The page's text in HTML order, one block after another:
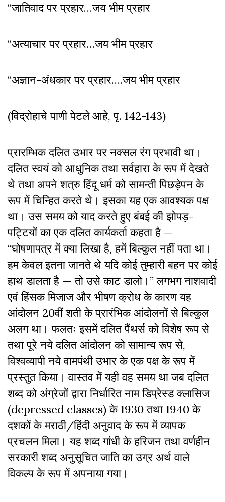
“जातिवाद पर प्रहार…जय भीम प्रहार
“अत्याचार पर प्रहार…जय भीम प्रहार
“अज्ञान-अंधकार पर प्रहार….जय भीम प्रहार
(विद्रोहाचे पाणी पेटले आहे, पृ. 142-143)
प्रारम्भिक दलित उभार पर नक्सल रंग प्रभावी था।
दलित स्वयं को आधुनिक तथा सर्वहारा के रूप में देखते
थे तथा अपने शत्रु हिंदू धर्म को सामन्ती पिछड़ेपन के
रूप में चिन्हित करते थे। इसका यह एक आवश्यक पक्ष
था। उस समय को याद करते हुए बंबई की झोपड़-
पट्टियों का एक दलित कार्यकर्ता कहता है —
“घोषणापत्र में क्या लिखा है, हमें बिल्कुल नहीं पता था।
हम केवल इतना जानते थे यदि कोई तुम्हारी बहन पर कोई
हाथ डालता है — तो उसे काट डालो।” लगभग नाशवादी
एवं हिंसक मिजाज और भीषण क्रोध के कारण यह
आंदोलन 20वीं शती के प्रारंभिक आंदोलनों से बिल्कुल
अलग था। फलतः इसमें दलित पैंथर्स को विशेष रूप से
तथा पूरे नये दलित आंदोलन को सामान्य रूप से,
विश्वव्यापी नये वामपंथी उभार के एक पक्ष के रूप में
प्रस्तुत किया। वास्तव में यही वह समय था जब दलित
शब्द को अंग्रेजों द्वारा निर्धारित नाम डिप्रेस्ड क्लासिज
(depressed classes) के 1930 तथा 1940 के
दशकों के मराठी/हिंदी अनुवाद के रूप में व्यापक
प्रचलन मिला। यह शब्द गांधी के हरिजन तथा वर्णहीन
सरकारी शब्द अनुसूचित जाति का उग्र अर्थ वाले
विकल्प के रूप में अपनाया गया।